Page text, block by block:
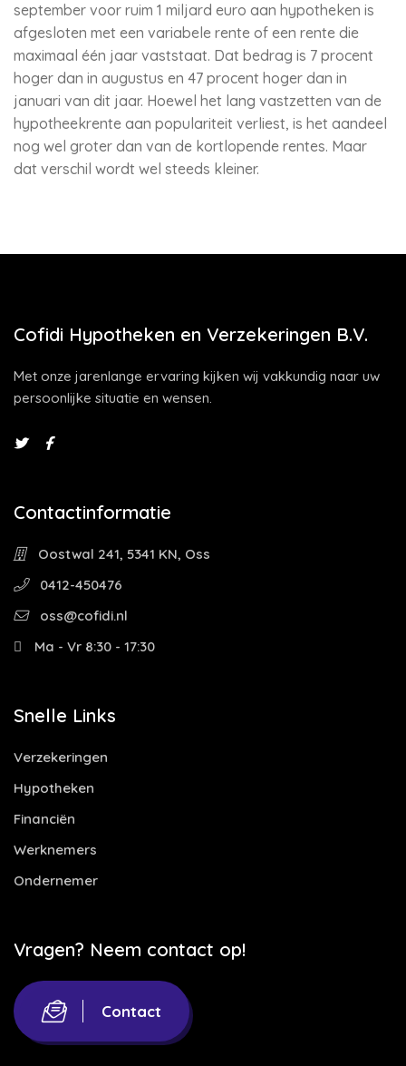
september voor ruim 1 miljard euro aan hypotheken is
afgesloten met een variabele rente of een rente die
maximaal één jaar vaststaat. Dat bedrag is 7 procent
hoger dan in augustus en 47 procent hoger dan in
januari van dit jaar. Hoewel het lang vastzetten van de
hypotheekrente aan populariteit verliest, is het aandeel
nog wel groter dan van de kortlopende rentes. Maar
dat verschil wordt wel steeds kleiner.
Cofidi Hypotheken en Verzekeringen B.V.
Met onze jarenlange ervaring kijken wij vakkundig naar uw
persoonlijke situatie en wensen.
Contactinformatie
Oostwal 241, 5341 KN, Oss
0412-450476
oss@cofidi.nl
Ma - Vr 8:30 - 17:30
Snelle Links
Verzekeringen
Hypotheken
Financiën
Werknemers
Ondernemer
Vragen? Neem contact op!
Contact